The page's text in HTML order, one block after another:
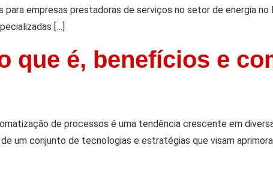
empresas prestadoras de serviços no setor de energia no
[…]
que é, benefícios e
de processos é uma tendência crescente em
um conjunto de tecnologias e estratégias que visam